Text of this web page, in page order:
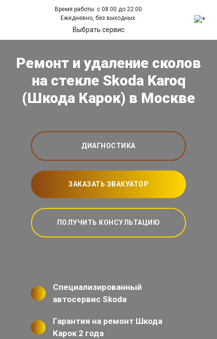
Время работы: с 08:00 до 22:00
Ежедневно, без выходных.
Выбрать сервис
Ремонт и удаление сколов
на стекле Skoda Karoq
(Шкода Карок) в Москве
ДИАГНОСТИКА
ЗАКАЗАТЬ ЭВАКУАТОР
ПОЛУЧИТЬ КОНСУЛЬТАЦИЮ
Специализированный
автосервис Skoda
Гарантия на ремонт Шкода
Карок 2 года